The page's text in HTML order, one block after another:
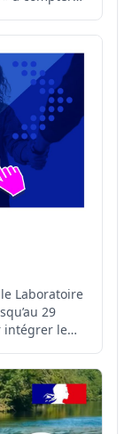
Laboratoire
29
intégrer le